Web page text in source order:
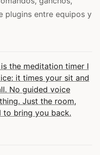
plugins entre equipos y
is the meditation timer I
it times your sit and
No guided voice
Just the room,
to bring you back.